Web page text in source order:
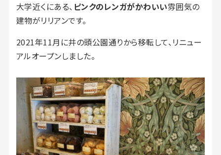
大学近くにある、 ピンクのレンガがかわいい雰囲気の
建物がリリアンです。
2021年11月に井の頭公園通りから移転して、リニュー
アルオープンしました。